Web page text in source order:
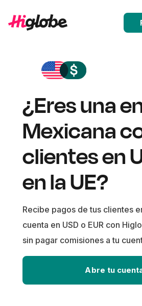
¿Eres una
Mexicana
clientes en
en la UE?
Recibe pagos de tus clientes
cuenta en USD o EUR con
sin pagar comisiones a tu
Abre tu